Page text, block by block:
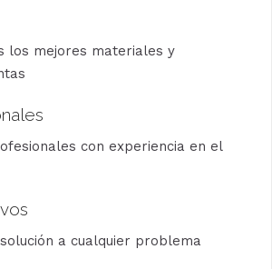
los mejores materiales y
con experiencia en el
a cualquier problema